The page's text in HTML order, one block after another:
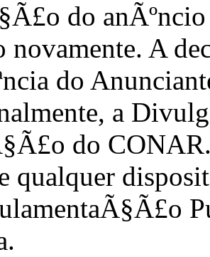
do
novamente. A
do
a
do
qualquer